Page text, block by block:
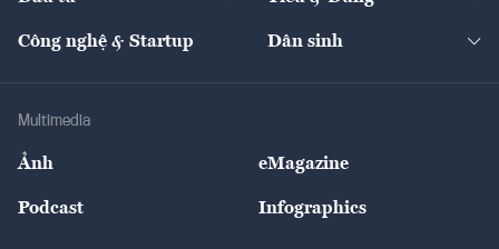
Tư vấn
Thị trường
Nông sản
Giải trí
Công nghệ & Startup Dân sinh
Multimedia
Ảnh eMagazine
Podcast Infographics